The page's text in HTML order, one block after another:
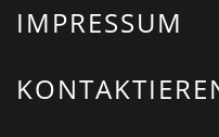
IMPRESSUM